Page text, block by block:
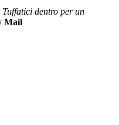
dentro per un
Mail